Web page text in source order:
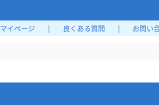
マイページ | 良くある質問 | お問い